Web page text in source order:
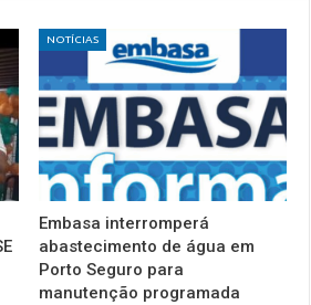
NOTÍCIAS
Embasa interromperá
abastecimento de água em
Porto Seguro para
manutenção programada